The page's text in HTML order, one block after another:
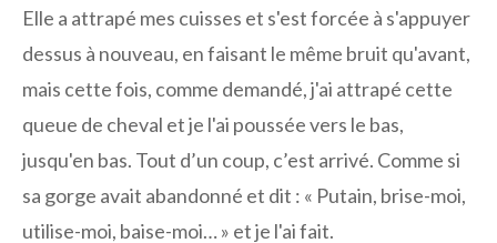
Elle a attrapé mes cuisses et s'est forcée à s'appuyer
dessus à nouveau, en faisant le même bruit qu'avant,
mais cette fois, comme demandé, j'ai attrapé cette
queue de cheval et je l'ai poussée vers le bas,
jusqu'en bas. Tout d’un coup, c’est arrivé. Comme si
sa gorge avait abandonné et dit : « Putain, brise-moi,
utilise-moi, baise-moi… » et je l'ai fait.